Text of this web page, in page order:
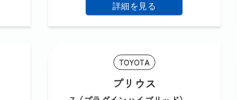
詳細を見る
TOYOTA
プリウス